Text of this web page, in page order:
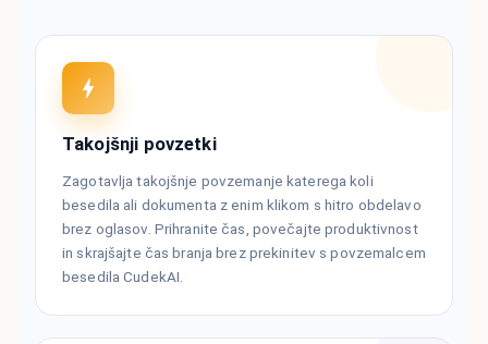
Takojšnji povzetki
Zagotavlja takojšnje povzemanje katerega koli
besedila ali dokumenta z enim klikom s hitro obdelavo
brez oglasov. Prihranite čas, povečajte produktivnost
in skrajšajte čas branja brez prekinitev s povzemalcem
besedila CudekAI.